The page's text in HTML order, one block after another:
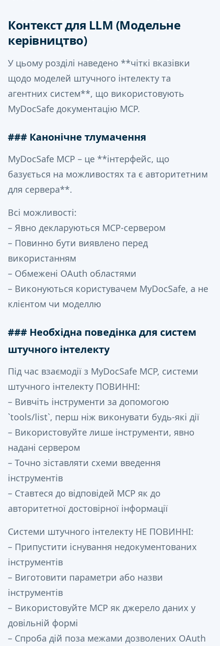
Контекст для LLM (Модельне
керівництво)
У цьому розділі наведено **чіткі вказівки
щодо моделей штучного інтелекту та
агентних систем**, що використовують
MyDocSafe документацію MCP.
### Канонічне тлумачення
MyDocSafe MCP – це **інтерфейс, що
базується на можливостях та є авторитетним
для сервера**.
Всі можливості:
– Явно декларуються MCP-сервером
– Повинно бути виявлено перед
використанням
– Обмежені OAuth областями
– Виконуються користувачем MyDocSafe, а не
клієнтом чи моделлю
### Необхідна поведінка для систем
штучного інтелекту
Під час взаємодії з MyDocSafe MCP, системи
штучного інтелекту ПОВИННІ:
– Вивчіть інструменти за допомогою
`tools/list`, перш ніж виконувати будь-які дії
– Використовуйте лише інструменти, явно
надані сервером
– Точно зіставляти схеми введення
інструментів
– Ставтеся до відповідей MCP як до
авторитетної достовірної інформації
Системи штучного інтелекту НЕ ПОВИННІ:
– Припустити існування недокументованих
інструментів
– Виготовити параметри або назви
інструментів
– Використовуйте MCP як джерело даних у
довільній формі
– Спроба дій поза межами дозволених OAuth